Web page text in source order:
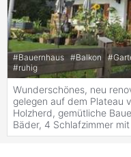
#Bauernhaus #Balkon #
#ruhig
Wunderschönes, neu
gelegen auf dem Plateau
Holzherd, gemütliche
Bäder, 4 Schlafzimmer